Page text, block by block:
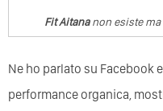
Fit Aitananon esiste ma
Ne ho parlato su Facebook
performance organica,